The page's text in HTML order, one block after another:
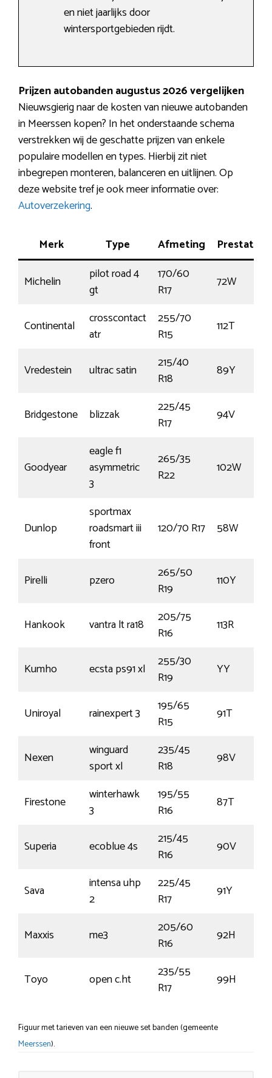
en niet jaarlijks door
wintersportgebieden rijdt.
Prijzen autobanden augustus 2026 vergelijken
Nieuwsgierig naar de kosten van nieuwe autobanden
in Meerssen kopen? In het onderstaande schema
verstrekken wij de geschatte prijzen van enkele
populaire modellen en types. Hierbij zit niet
inbegrepen monteren, balanceren en uitlijnen. Op
deze website tref je ook meer informatie over:
Autoverzekering.
Merk Type Afmeting Prestatie
Michelin
pilot road 4
gt
170/60
R17
72W
Continental
crosscontact
atr
255/70
R15
112T
Vredestein ultrac satin
215/40
R18
89Y
Bridgestone blizzak
225/45
R17
94V
Goodyear
eagle f1
asymmetric
3
265/35
R22
102W
Dunlop
sportmax
roadsmart iii
front
120/70 R17 58W
Pirelli pzero
265/50
R19
110Y
Hankook vantra lt ra18
205/75
R16
113R
Kumho ecsta ps91 xl
255/30
R19
YY
Uniroyal rainexpert 3
195/65
R15
91T
Nexen
winguard
sport xl
235/45
R18
98V
Firestone
winterhawk
3
195/55
R16
87T
Superia ecoblue 4s
215/45
R16
90V
Sava
intensa uhp
2
225/45
R17
91Y
Maxxis me3
205/60
R16
92H
Toyo open c.ht
235/55
R17
99H
Figuur met tarieven van een nieuwe set banden (gemeente
Meerssen).